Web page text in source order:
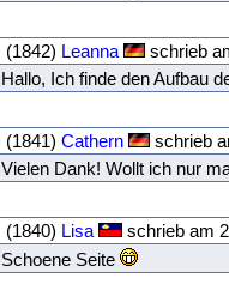
(1842) Leanna
schrieb
Hallo, Ich finde den Aufbau
(1841) Cathern
schrieb
Vielen Dank! Wollt ich nur
(1840) Lisa
schrieb am
Schoene Seite